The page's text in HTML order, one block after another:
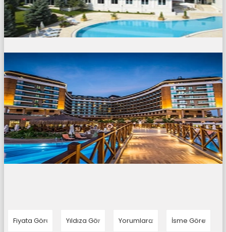
▼ ▼ ▼ ▼